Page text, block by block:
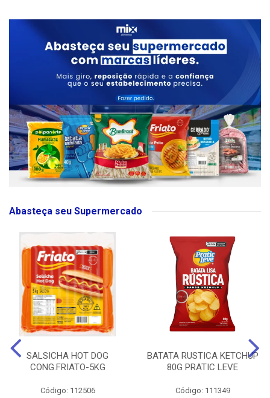
Abasteça seu Supermercado
SALSICHA HOT DOG
CONG.FRIATO-5KG
Código: 112506
BATATA RUSTICA KETCHUP
80G PRATIC LEVE
Código: 111349